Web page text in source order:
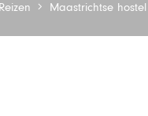
Maastrichtse